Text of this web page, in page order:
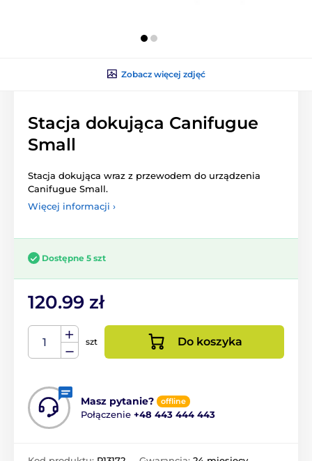
Zobacz więcej zdjęć
Stacja dokująca Canifugue
Small
Stacja dokująca wraz z przewodem do urządzenia
Canifugue Small.
Więcej informacji ›
Dostępne 5 szt
120.99 zł
szt Do koszyka
Masz pytanie? offline
Połączenie +48 443 444 443